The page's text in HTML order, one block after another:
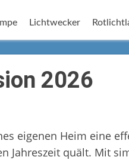
Lichtwecker
2026
eigenen Heim eine
Jahreszeit quält. Mit